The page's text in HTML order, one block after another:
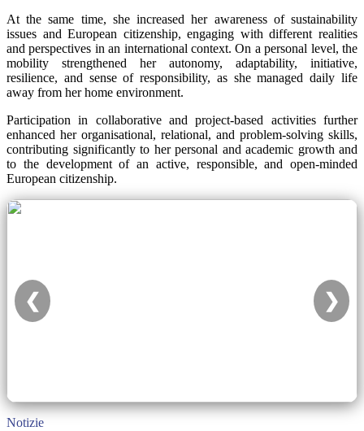
At the same time, she increased her awareness of sustainability
issues and European citizenship, engaging with different realities
and perspectives in an international context. On a personal level, the
mobility strengthened her autonomy, adaptability, initiative,
resilience, and sense of responsibility, as she managed daily life
away from her home environment.
Participation in collaborative and project-based activities further
enhanced her organisational, relational, and problem-solving skills,
contributing significantly to her personal and academic growth and
to the development of an active, responsible, and open-minded
European citizenship.
❮ ❯
Notizie